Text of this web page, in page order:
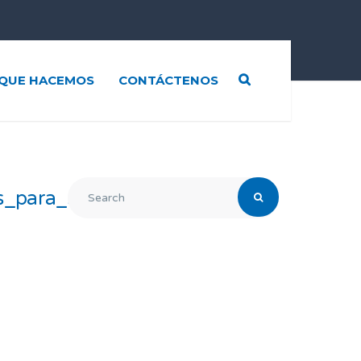
HACEMOS CONTÁCTENOS